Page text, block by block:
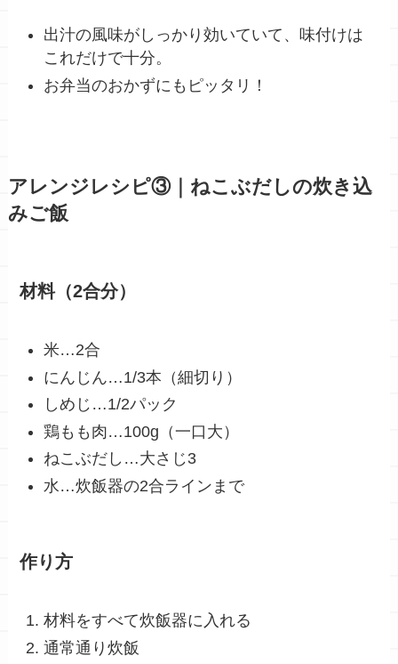
出汁の風味がしっかり効いていて、味付けは
これだけで十分。
お弁当のおかずにもピッタリ！
アレンジレシピ③｜ねこぶだしの炊き込
みご飯
材料（2合分）
米…2合
にんじん…1/3本（細切り）
しめじ…1/2パック
鶏もも肉…100g（一口大）
ねこぶだし…大さじ3
水…炊飯器の2合ラインまで
作り方
材料をすべて炊飯器に入れる
通常通り炊飯